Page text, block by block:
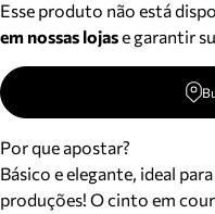
Esse produto não está
em nossas lojase garantir
Por que apostar?
Básico e elegante, ideal
produções! O cinto em